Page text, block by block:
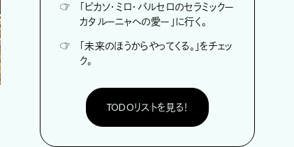
☞
「ピカソ・ミロ・バルセロのセラミックー
カタルーニャへの愛ー」に行く。
☞
「未来のほうからやってくる。」をチェッ
ク。
TODOリストを見る！